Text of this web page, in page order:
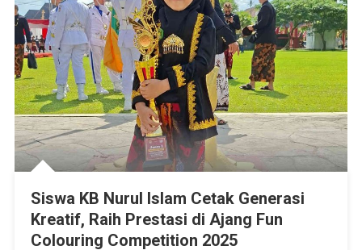
Siswa KB Nurul Islam Cetak Generasi
Kreatif, Raih Prestasi di Ajang Fun
Colouring Competition 2025